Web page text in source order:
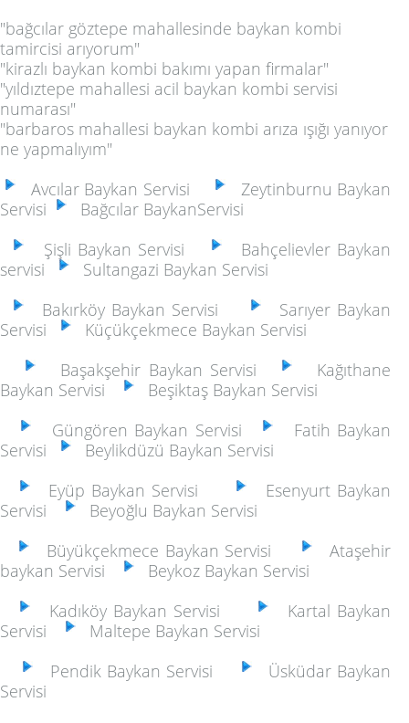
"bağcılar göztepe mahallesinde baykan kombi
tamircisi arıyorum"
"kirazlı baykan kombi bakımı yapan firmalar"
"yıldıztepe mahallesi acil baykan kombi servisi
numarası"
"barbaros mahallesi baykan kombi arıza ışığı yanıyor
ne yapmalıyım"
Avcılar Baykan Servisi
Zeytinburnu Baykan
Servisi
Bağcılar BaykanServisi
Şişli Baykan Servisi
Bahçelievler Baykan
servisi
Sultangazi Baykan Servisi
Bakırköy Baykan Servisi
Sarıyer Baykan
Servisi
Küçükçekmece Baykan Servisi
Başakşehir Baykan Servisi
Kağıthane
Baykan Servisi
Beşiktaş Baykan Servisi
Güngören Baykan Servisi
Fatih Baykan
Servisi
Beylikdüzü Baykan Servisi
Eyüp Baykan Servisi
Esenyurt Baykan
Servisi
Beyoğlu Baykan Servisi
Büyükçekmece Baykan Servisi
Ataşehir
baykan Servisi
Beykoz Baykan Servisi
Kadıköy Baykan Servisi
Kartal Baykan
Servisi
Maltepe Baykan Servisi
Pendik Baykan Servisi
Üsküdar Baykan
Servisi